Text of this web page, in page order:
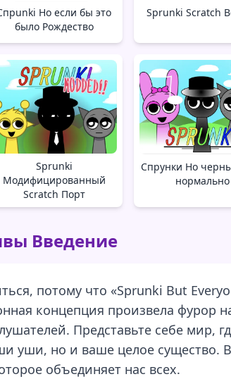
Но если бы это
было Рождество
Sprunki Scratch
Sprunki
Модифицированный
Scratch Порт
Спрунки Но
нормально
Введение
потому что «Sprunki But
концепция произвела фурор
Представьте себе
уши, но и ваше целое существо.
объединяет нас всех.